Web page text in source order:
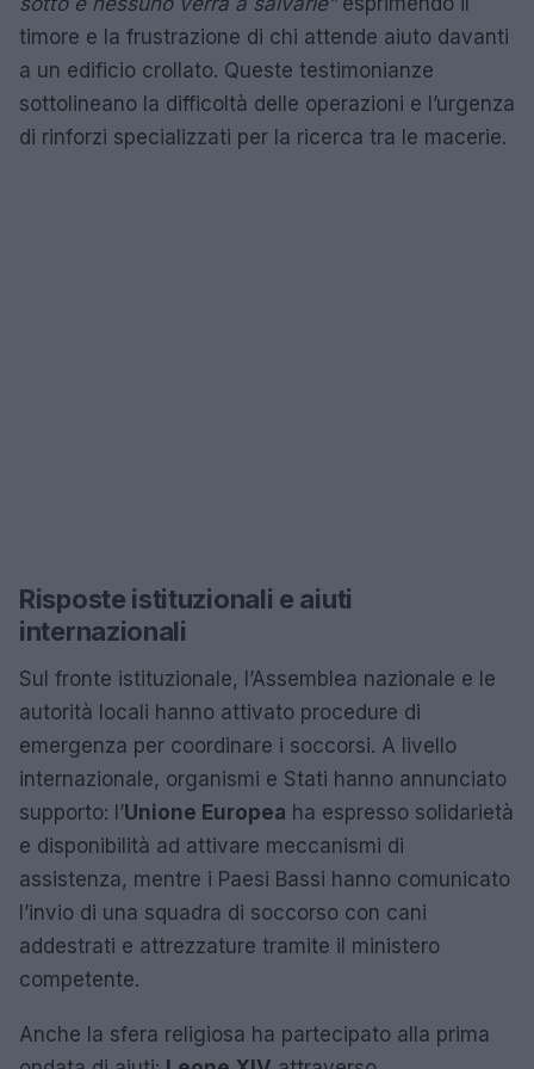
timore e la frustrazione di chi attende aiuto davanti
a un edificio crollato. Queste testimonianze
sottolineano la difficoltà delle operazioni e l’urgenza
di rinforzi specializzati per la ricerca tra le macerie.
Risposte istituzionali e aiuti
internazionali
Sul fronte istituzionale, l’Assemblea nazionale e le
autorità locali hanno attivato procedure di
emergenza per coordinare i soccorsi. A livello
internazionale, organismi e Stati hanno annunciato
supporto: l’Unione Europea ha espresso solidarietà
e disponibilità ad attivare meccanismi di
assistenza, mentre i Paesi Bassi hanno comunicato
l’invio di una squadra di soccorso con cani
addestrati e attrezzature tramite il ministero
competente.
Anche la sfera religiosa ha partecipato alla prima